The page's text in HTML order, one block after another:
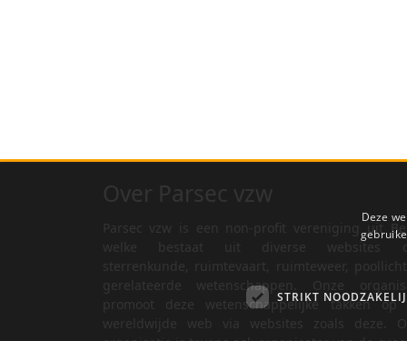
Parsec vzw is een non-profit vereniging uit
welke bestaat uit diverse websites
gerelateerde wetenschappen. Onze
promoot deze wetenschappelijke takken op
Deze
STRIKT